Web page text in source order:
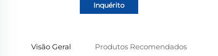
Inquérito
Visão Geral Produtos Recomendados